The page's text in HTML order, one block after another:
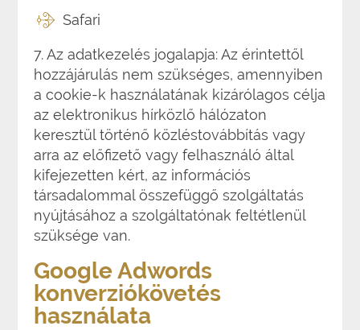
Safari
7. Az adatkezelés jogalapja: Az érintettől
hozzájárulás nem szükséges, amennyiben
a cookie-k használatának kizárólagos célja
az elektronikus hírközlő hálózaton
keresztül történő közléstovábbítás vagy
arra az előfizető vagy felhasználó által
kifejezetten kért, az információs
társadalommal összefüggő szolgáltatás
nyújtásához a szolgáltatónak feltétlenül
szüksége van.
Google Adwords
konverziókövetés
használata